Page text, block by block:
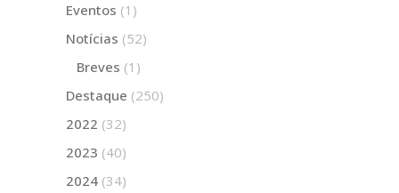
Eventos (1)
Notícias (52)
Breves (1)
Destaque (250)
2022 (32)
2023 (40)
2024 (34)